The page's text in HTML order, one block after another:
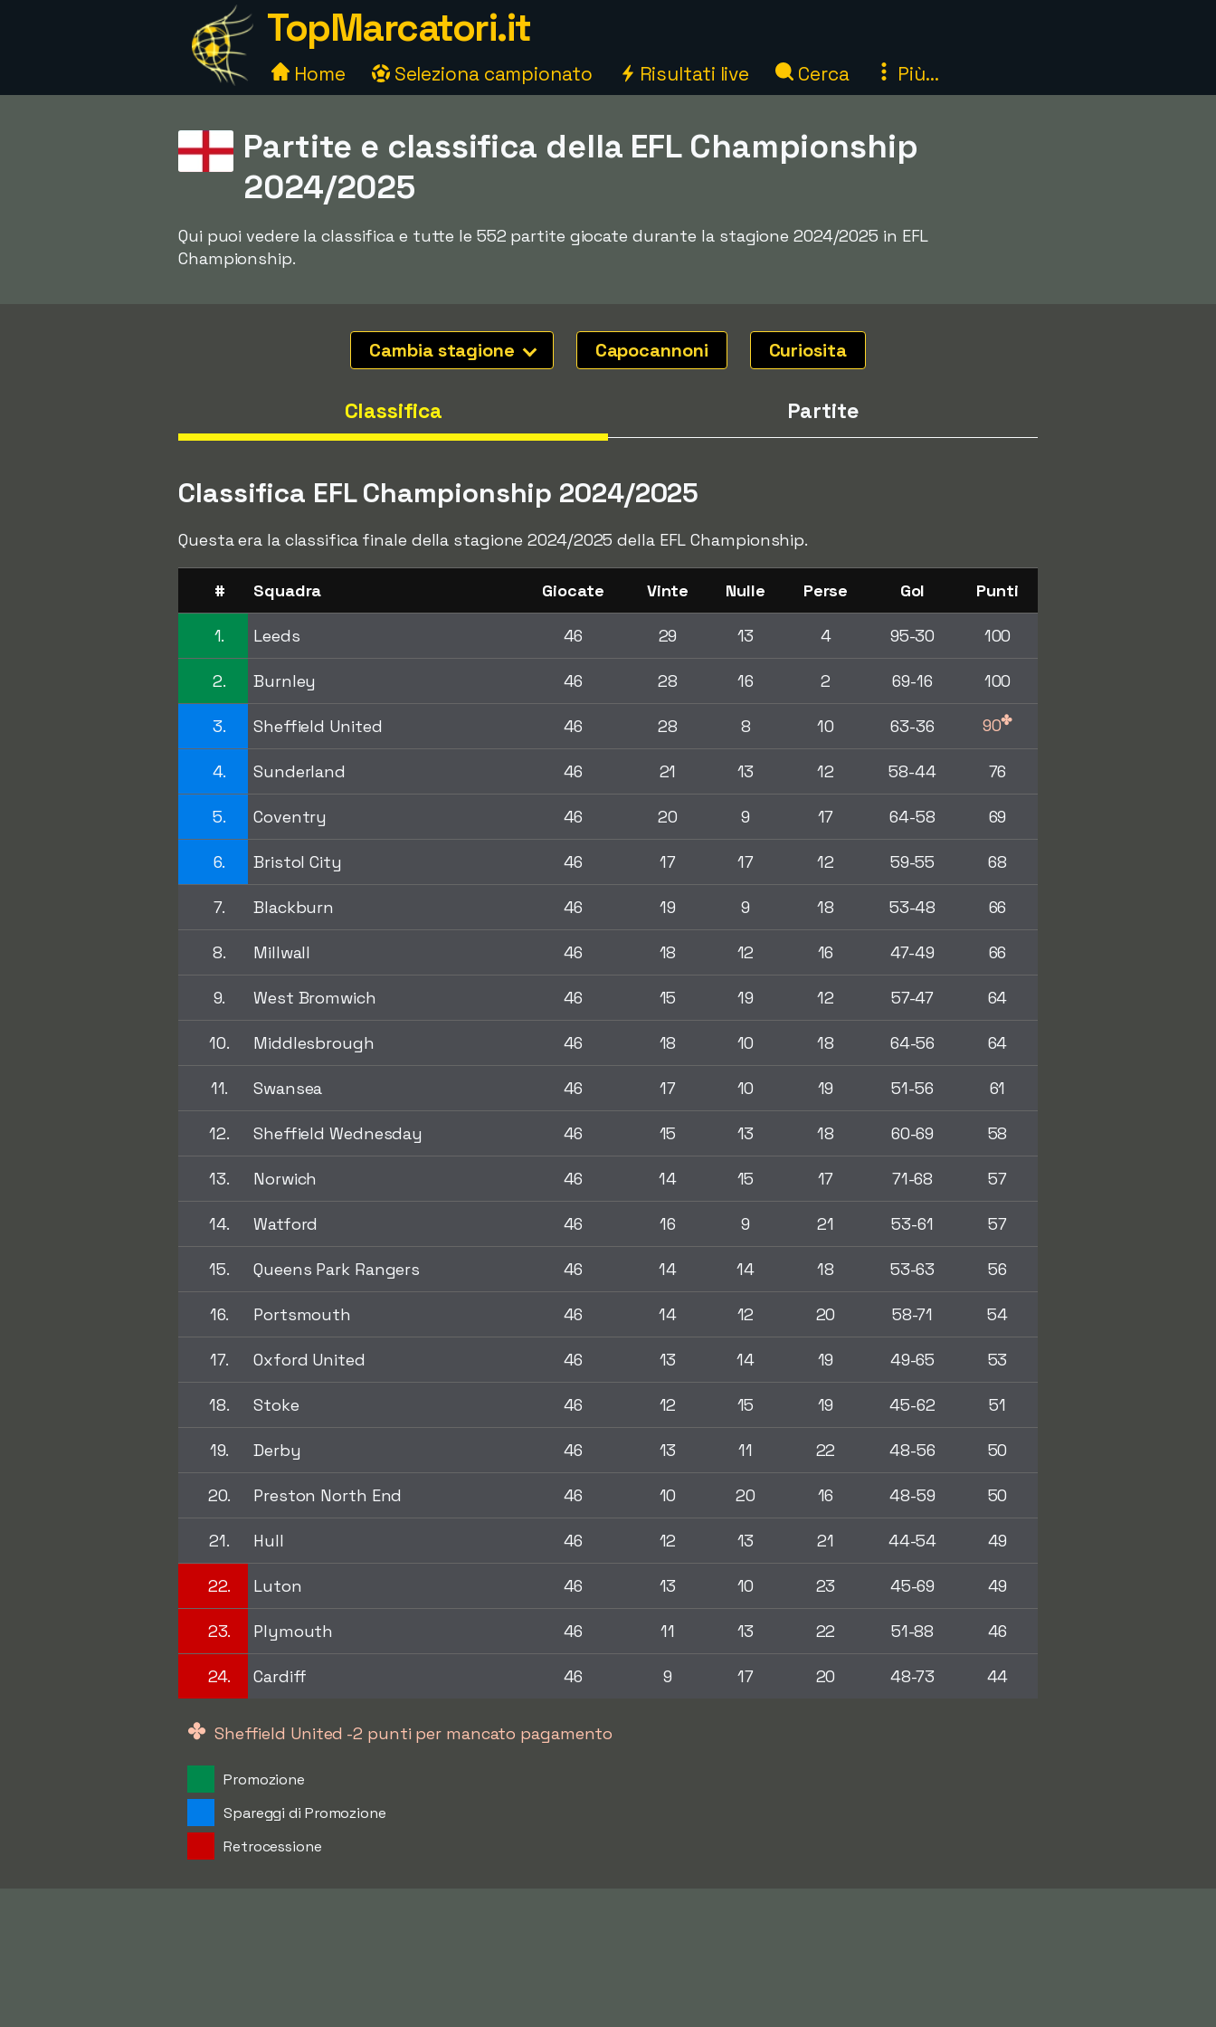
TopMarcatori.it
Home Seleziona campionato Risultati live Cerca Più...
Partite e classifica della EFL Championship
2024/2025
Qui puoi vedere la classifica e tutte le 552 partite giocate durante la stagione 2024/2025 in EFL
Championship.
Cambia stagione Capocannoni Curiosita
Classifica Partite
Classifica EFL Championship 2024/2025
Questa era la classifica finale della stagione 2024/2025 della EFL Championship.
# Squadra Giocate Vinte Nulle Perse Gol Punti
1. Leeds 46 29 13 4 95-30 100
2. Burnley 46 28 16 2 69-16 100
3. Sheffield United 46 28 8 10 63-36 90✤
4. Sunderland 46 21 13 12 58-44 76
5. Coventry 46 20 9 17 64-58 69
6. Bristol City 46 17 17 12 59-55 68
7. Blackburn 46 19 9 18 53-48 66
8. Millwall 46 18 12 16 47-49 66
9. West Bromwich 46 15 19 12 57-47 64
10. Middlesbrough 46 18 10 18 64-56 64
11. Swansea 46 17 10 19 51-56 61
12. Sheffield Wednesday 46 15 13 18 60-69 58
13. Norwich 46 14 15 17 71-68 57
14. Watford 46 16 9 21 53-61 57
15. Queens Park Rangers 46 14 14 18 53-63 56
16. Portsmouth 46 14 12 20 58-71 54
17. Oxford United 46 13 14 19 49-65 53
18. Stoke 46 12 15 19 45-62 51
19. Derby 46 13 11 22 48-56 50
20. Preston North End 46 10 20 16 48-59 50
21. Hull 46 12 13 21 44-54 49
22. Luton 46 13 10 23 45-69 49
23. Plymouth 46 11 13 22 51-88 46
24. Cardiff 46 9 17 20 48-73 44
✤ Sheffield United -2 punti per mancato pagamento
Promozione
Spareggi di Promozione
Retrocessione